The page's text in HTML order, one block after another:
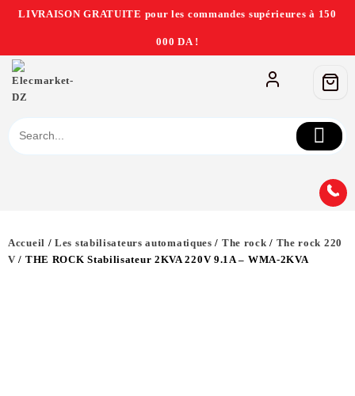
LIVRAISON GRATUITE pour les commandes supérieures à 150
000 DA !
Accueil /Les stabilisateurs automatiques / The rock / The rock 220
V/ THE ROCK Stabilisateur 2KVA 220V 9.1A – WMA-2KVA